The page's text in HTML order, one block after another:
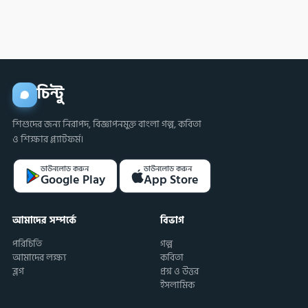
চিন্টু
শিশুদের জন্য নিরাপদ, বিজ্ঞাপনমুক্ত বাংলা গল্প, কবিতা
ও শিক্ষার প্ল্যাটফর্ম।
ডাউনলোড করুন
Google Play
ডাউনলোড করুন
App Store
আমাদের সম্পর্কে
পরিচিতি
আমাদের লক্ষ্য
ব্লগ
বিভাগ
গল্প
কবিতা
প্রশ্ন ও উত্তর
ইসলামিক